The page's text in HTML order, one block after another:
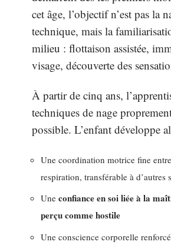
cet âge, l’objectif n’est pas la
technique, mais la
milieu : flottaison assistée,
visage, découverte des
À partir de cinq ans,
techniques de nage
possible. L’enfant développe
Une coordination motrice fine
respiration, transférable à d’autres
Une confiance en soi liée à la
perçu comme hostile
Une conscience corporelle